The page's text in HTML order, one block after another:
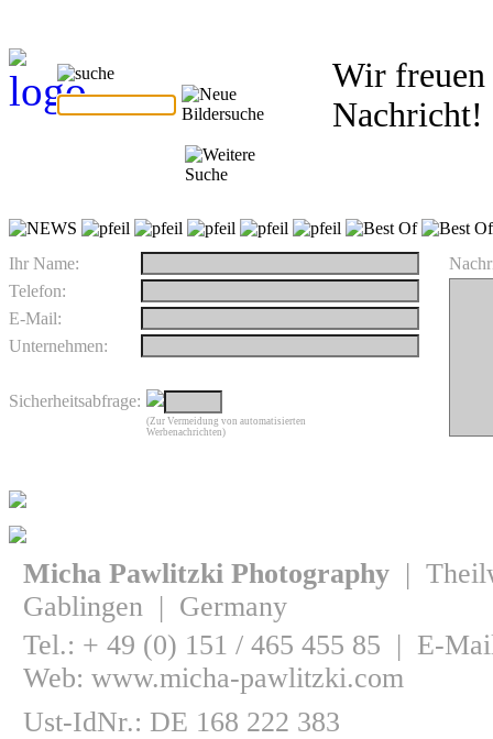
Wir freuen
Nachricht!
Ihr Name:
Telefon:
E-Mail:
Unternehmen:
Sicherheitsabfrage:
(Zur Vermeidung von automatisierten
Werbenachrichten)
Micha Pawlitzki Photography |
Gablingen | Germany
Tel.: + 49 (0) 151 / 465 455 85 | E-
Web: www.micha-pawlitzki.com
Ust-IdNr.: DE 168 222 383